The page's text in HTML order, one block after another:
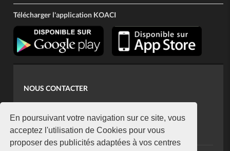
En poursuivant votre navigation sur ce site, vous
acceptez l'utilisation de Cookies pour vous
proposer des publicités adaptées à vos centres
Télécharger l'application KOACI
NOUS CONTACTER
koaci@yahoo.fr
+225 07 08 85 52 93